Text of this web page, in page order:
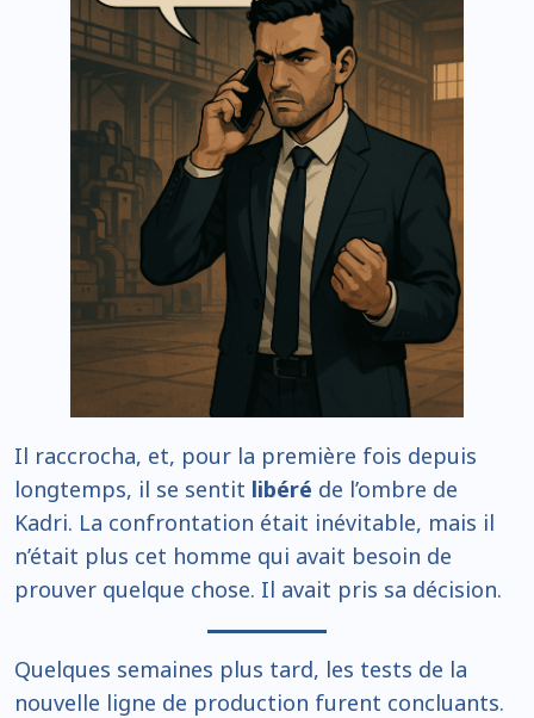
Il raccrocha, et, pour la première fois depuis
longtemps, il se sentit libéré de l’ombre de
Kadri. La confrontation était inévitable, mais il
n’était plus cet homme qui avait besoin de
prouver quelque chose. Il avait pris sa décision.
Quelques semaines plus tard, les tests de la
nouvelle ligne de production furent concluants.